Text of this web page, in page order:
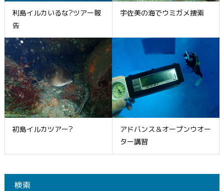
利島イルカいるな?ツアー報
告
宇佐美の海でウミガメ捜索
初島イルカツアー?
アドバンス＆オープンウオー
ター講習
検索